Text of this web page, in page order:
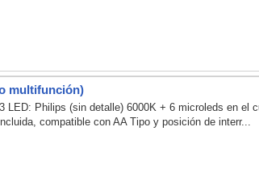
multifunción)
LED: Philips (sin detalle) 6000K + 6 microleds en
compatible con AA Tipo y posición de interr...